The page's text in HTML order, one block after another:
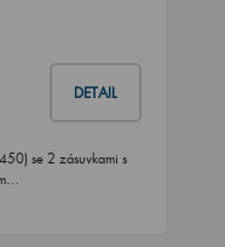
DETAIL
se 2 zásuvkami s